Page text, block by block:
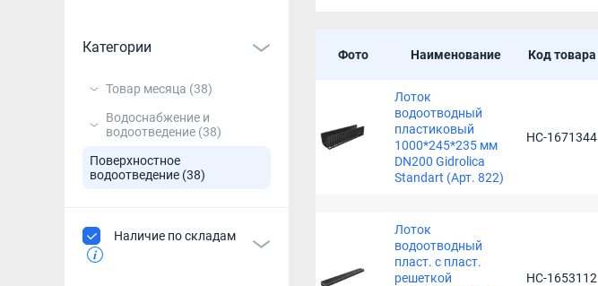
Категории
Товар месяца (38)
Водоснабжение и
водоотведение (38)
Поверхностное
водоотведение (38)
Наличие по складам
Фото Наименование Код товара
Лоток
водоотводный
пластиковый
1000*245*235 мм
DN200 Gidrolica
Standart (Арт. 822)
НС-1671344
Лоток
водоотводный
пласт. c пласт.
решеткой
НС-1653112